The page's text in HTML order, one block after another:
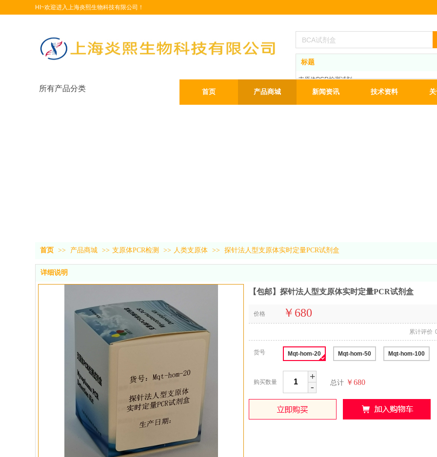
标题
支原体PCR检测试剂
BCA蛋白定量试剂盒
所有产品分类 首页 产品商城 新闻资讯 技术资料
HI~欢迎进入上海炎熙生物科技有限公司！
首页 >> 产品商城 >> 支原体PCR检测 >> 人类支原体 >> 探针法人型支原体实时定量PCR试剂盒
详细说明
【包邮】探针法人型支原体实时定量PCR试剂盒
价格 ￥680
累计评价
货号 Mqt-hom-20 Mqt-hom-50 Mqt-hom-100
购买数量 -
+
总计 ￥680